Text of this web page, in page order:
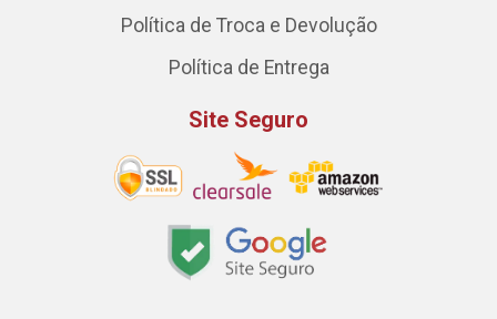
Política de Troca e Devolução
Política de Entrega
Site Seguro